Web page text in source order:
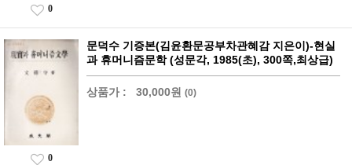
0
문덕수 기증본(김윤환문공부차관혜감 지은이)-현실
과 휴머니즘문학 (성문각, 1985(초), 300쪽,최상급)
상품가 : 30,000원 (0)
0